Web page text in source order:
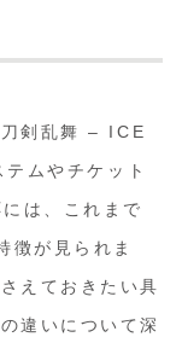
刀剣乱舞 – ICE
ムやチケット
は、これまで
徴が見られま
えておきたい具
違いについて深